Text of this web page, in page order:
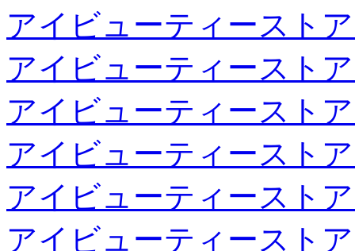
アイビューティースト
アイビューティースト
アイビューティースト
アイビューティースト
アイビューティースト
アイビューティースト